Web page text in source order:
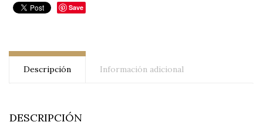
Save
Descripción Información adicional
DESCRIPCIÓN